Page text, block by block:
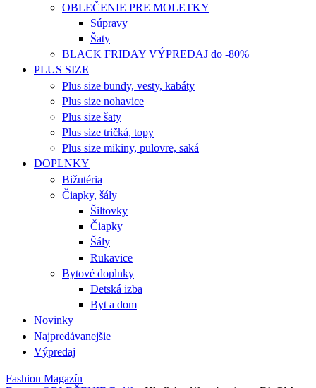
OBLEČENIE PRE MOLETKY
Súpravy
Šaty
BLACK FRIDAY VÝPREDAJ do -80%
PLUS SIZE
Plus size bundy, vesty, kabáty
Plus size nohavice
Plus size šaty
Plus size tričká, topy
Plus size mikiny, pulovre, saká
DOPLNKY
Bižutéria
Čiapky, šály
Šiltovky
Čiapky
Šály
Rukavice
Bytové doplnky
Detská izba
Byt a dom
Novinky
Najpredávanejšie
Výpredaj
Fashion Magazín